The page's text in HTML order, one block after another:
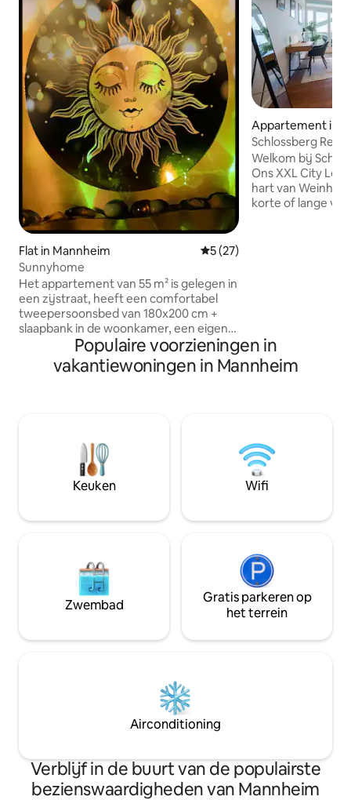
Flat in Mannheim Gemiddelde beoordeling
5 (27)
Sunnyhome
Het appartement van 55 m² is gelegen in
een zijstraat, heeft een comfortabel
tweepersoonsbed van 180x200 cm +
slaapbank in de woonkamer, een eigen
terras, een badkamer met douche op de
begane grond, een tv met Firestick, een
vaatwasser, een Nespresso-apparaat,
winkels, restaurants en ontbijtcafés.
Met het openbaar vervoer zoals SAP
Arena, Nationaltheater, Rosengarten.
Per auto. Heidelberg (Bergstrasse), Bad
Appartement in
Schlossberg
penthouse
Welkom bij
Ons XXL City
hart van
korte of lange
Centraal
uitzicht! – ervaar
Populaire voorzieningen in
vakantiewoningen in Mannheim
Keuken Wifi
Zwembad
Gratis parkeren op
het terrein
Airconditioning
Verblijf in de buurt van de populairste
bezienswaardigheden van Mannheim